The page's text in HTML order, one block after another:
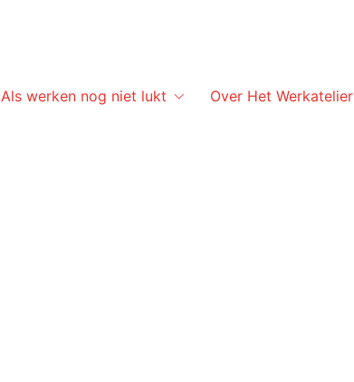
Als werken nog niet lukt Over Het Werkatelier